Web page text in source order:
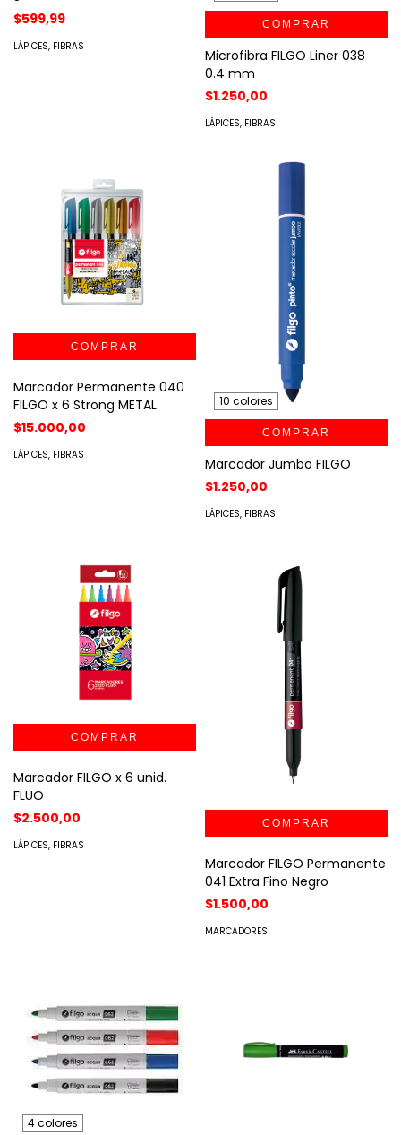
$599,99
LÁPICES, FIBRAS
COMPRAR
Microfibra FILGO Liner 038
0.4 mm
$1.250,00
LÁPICES, FIBRAS
Marcador Permanente 040
FILGO x 6 Strong METAL
$15.000,00
LÁPICES, FIBRAS
10 colores
COMPRAR
Marcador Jumbo FILGO
$1.250,00
LÁPICES, FIBRAS
Marcador FILGO x 6 unid.
FLUO
$2.500,00
LÁPICES, FIBRAS
Marcador FILGO Permanente
041 Extra Fino Negro
$1.500,00
MARCADORES
4 colores